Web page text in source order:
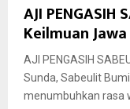
AJI PENGASIH
Keilmuan
AJI PENGASIH
Sunda, Sabeulit
menumbuhkan rasa